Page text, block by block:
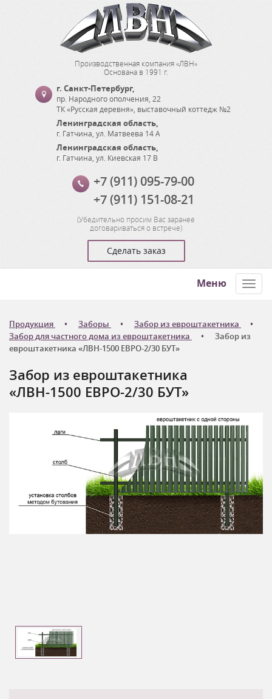
Производственная компания «ЛВН»
Основана в 1991 г.
г. Санкт-Петербург,
пр. Народного ополчения, 22
ТК «Русская деревня», выставочный коттедж №2
Ленинградская область,
г. Гатчина ул. Матвеева 14 А
Ленинградская область,
г. Гатчина ул. Киевская 17 В
+7 (911) 095-79-00
+7 (911) 151-08-21
(Убедительно просим Вас заранее
договариваться о встрече)
Сделать заказ
Меню
Продукция Заборы
Забор из евроштакетника
Забор для частного дома из евроштакетника
Забор из
евроштакетника «ЛВН-1500 ЕВРО-2/30 БУТ»
Забор из евроштакетника
«ЛВН-1500 ЕВРО-2/30 БУТ»